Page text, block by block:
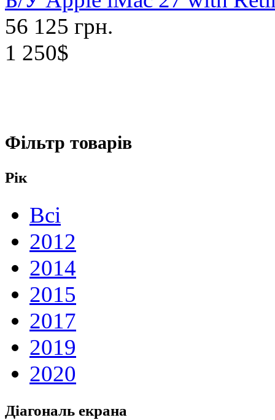
56 125 грн.
1 250$
Фільтр товарів
Рік
Всі
2012
2014
2015
2017
2019
2020
Діагональ екрана